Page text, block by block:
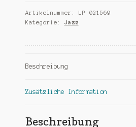
Artikelnummer: LP 021569
Kategorie: Jazz
Beschreibung
Zusätzliche Information
Beschreibung